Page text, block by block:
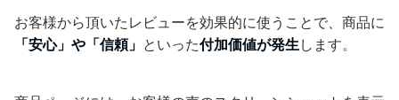
お客様から頂いたレビューを効果的に使うことで、商品に
「安心」や「信頼」 といった付加価値が発生 します。